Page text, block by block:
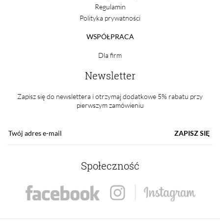
Regulamin
Polityka prywatności
WSPÓŁPRACA
Dla firm
Newsletter
Zapisz się do newslettera i otrzymaj dodatkowe 5% rabatu przy
pierwszym zamówieniu
ZAPISZ SIĘ
Społeczność